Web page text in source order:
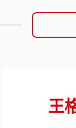
王